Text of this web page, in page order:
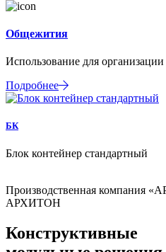
Общежития
Использование для
Подробнее
БК
Блок контейнер стандартный
Производственная компания
АРХИТОН
Конструктивные